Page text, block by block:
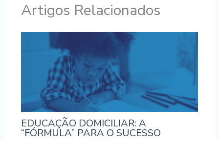
Artigos Relacionados
EDUCAÇÃO DOMICILIAR: A
“FÓRMULA” PARA O SUCESSO